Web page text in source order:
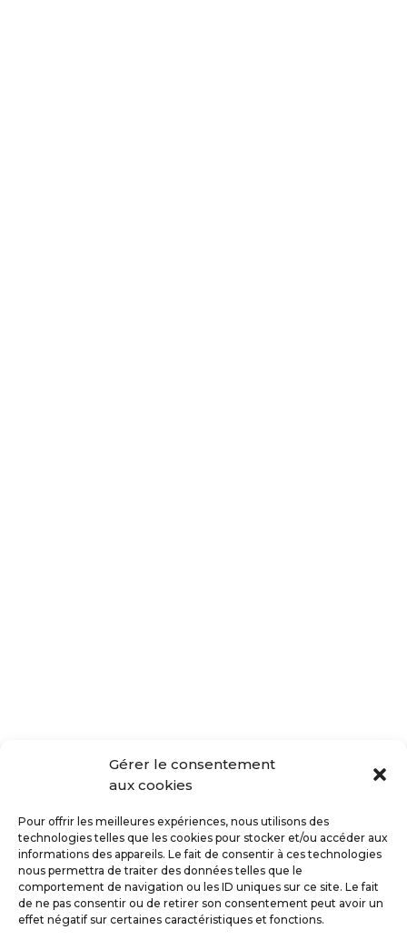
Gérer le consentement
aux cookies
Pour offrir les meilleures expériences, nous utilisons des
technologies telles que les cookies pour stocker et/ou accéder aux
informations des appareils. Le fait de consentir à ces technologies
nous permettra de traiter des données telles que le
comportement de navigation ou les ID uniques sur ce site. Le fait
de ne pas consentir ou de retirer son consentement peut avoir un
effet négatif sur certaines caractéristiques et fonctions.